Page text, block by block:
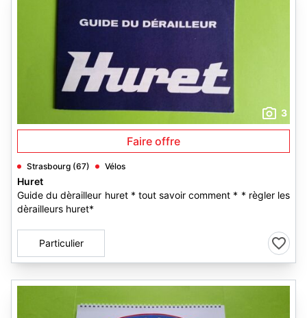
3
Faire offre
Strasbourg (67) Vélos
Huret
Guide du dèrailleur huret * tout savoir comment * * règler les
dèrailleurs huret*
Particulier